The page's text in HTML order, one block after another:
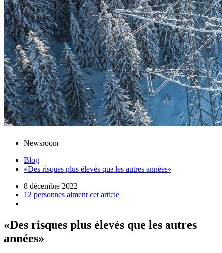
Newsroom
Blog
«Des risques plus élevés que les autres années»
8 décembre 2022
12 personnes aiment cet article
«Des risques plus élevés que les autres
années»